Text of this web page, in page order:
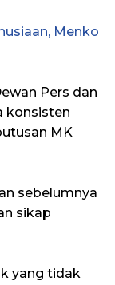
Menko
Pers dan
konsisten
MK
sebelumnya
sikap
yang tidak